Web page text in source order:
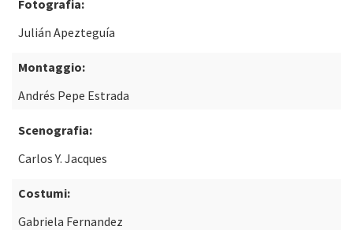
Fotografia:
Julián Apezteguía
Montaggio:
Andrés Pepe Estrada
Scenografia:
Carlos Y. Jacques
Costumi:
Gabriela Fernandez